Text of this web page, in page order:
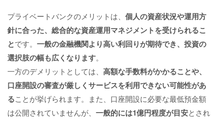
プライベートバンクのメリットは、 個人の資産状況や運用方
針に合った、総合的な資産運用マネジメントを受けられるこ
とです。 一般の金融機関より高い利回りが期待でき、投資の
選択肢の幅も広くなります。
一方のデメリットとしては、 高額な手数料がかかることや、
口座開設の審査が厳しくサービスを利用できない可能性があ
ることが挙げられます。また、口座開設に必要な最低預金額
は公開されていませんが、 一般的には1億円程度が目安とされ